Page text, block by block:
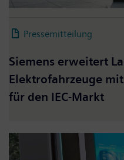
Pressemitteilung
Siemens erweitert
Elektrofahrzeuge mit
für den IEC-Markt